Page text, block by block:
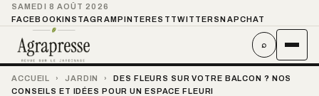
SAMEDI 8 AOÛT 2026
FACEBOOKINSTAGRAMPINTEREST TWITTER SNAPCHAT
⌕
ACCUEIL › JARDIN ›
DES FLEURS SUR VOTRE BALCON ? NOS
CONSEILS ET IDÉES POUR UN ESPACE FLEURI